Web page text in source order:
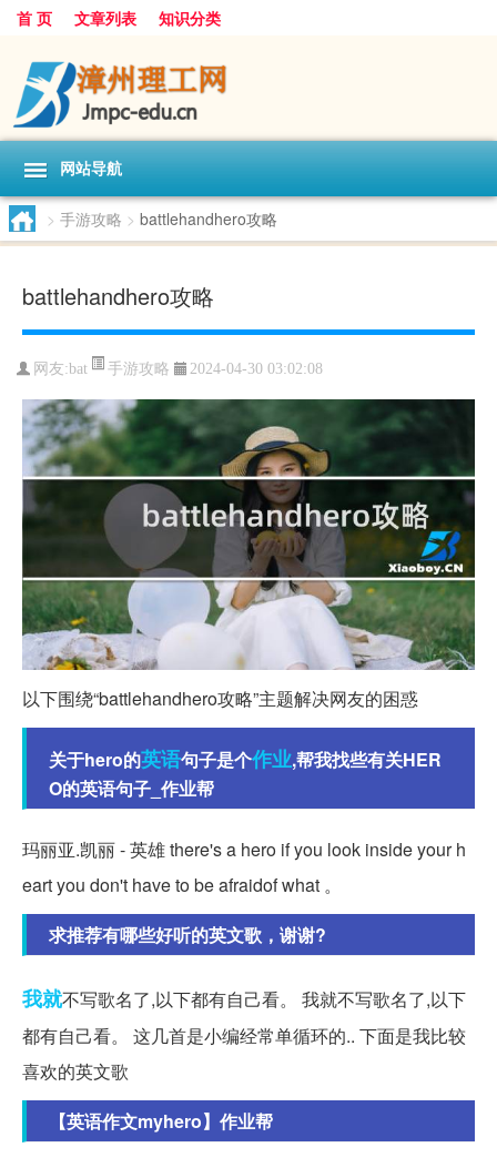
首 页 文章列表 知识分类
网站导航
> 手游攻略 > battlehandhero攻略
battlehandhero攻略
网友:bat 手游攻略 2024-04-30 03:02:08
以下围绕“battlehandhero攻略”主题解决网友的困惑
关于hero的英语句子是个作业,帮我找些有关HER
O的英语句子_作业帮
玛丽亚.凯丽 - 英雄 there's a hero if you look inside your h
eart you don't have to be afraidof what 。
求推荐有哪些好听的英文歌，谢谢?
我就不写歌名了,以下都有自己看。 我就不写歌名了,以下
都有自己看。 这几首是小编经常单循环的.. 下面是我比较
喜欢的英文歌
【英语作文myhero】作业帮